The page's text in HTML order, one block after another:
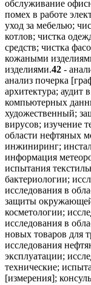
обслуживание
помех в работе
уход за мебелью;
котлов; чистка
средств; чистка
кожаными
изделиями.42 -
анализ почерка
архитектура; аудит
компьютерных
художественный;
вирусов; изучение
области нефтяных
инжиниринг;
информация
испытания
бактериологии;
исследования в
защиты окружающей
косметологии;
исследования в
новых товаров для
исследования
эксплуатации;
технические;
[измерения];